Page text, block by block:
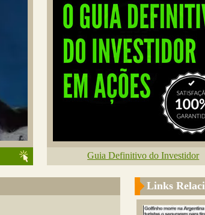
Guia Definitivo do Investidor
Links